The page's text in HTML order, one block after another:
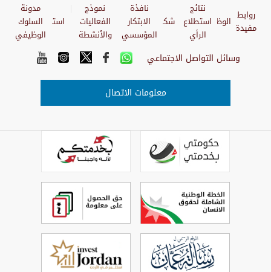
روابط
مفيدة الوظائف
نتائج
استطلاع
الرأي
شكاوي
نافذة
الابتكار
المؤسسي
نموذج
الفعاليات
والأنشطة
استبيان
مدونة
السلوك
الوظيفي
وسائل التواصل الاجتماعي
معلومات الاتصال